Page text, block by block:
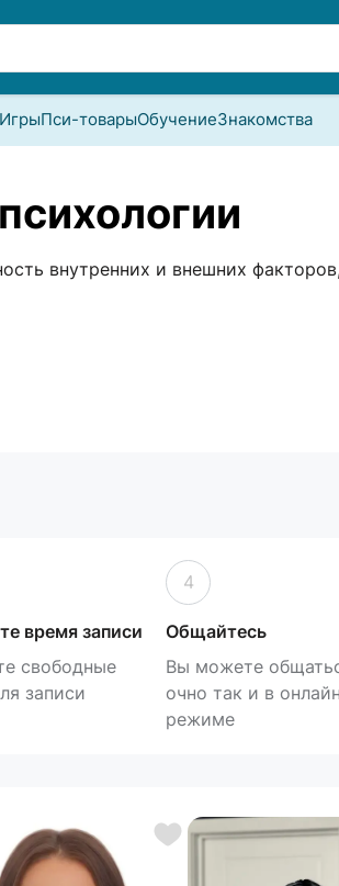
ИгрыПси-товарыОбучениеЗнакомства
внутренних и внешних
время записи
свободные
записи
4
Общайтесь
Вы можете
очно так и в онлайн
режиме